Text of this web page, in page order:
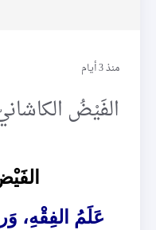
منذ 3 أيام
الفَيْضُ
عَلَمُ الفِقْهِ،